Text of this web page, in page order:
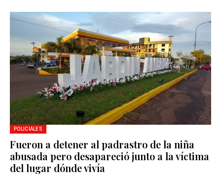
POLICIALES
Fueron a detener al padrastro de la niña
abusada pero desapareció junto a la víctima
del lugar dónde vivía